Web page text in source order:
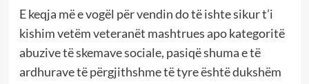
E keqja më e vogël për vendin do të ishte sikur t’i
kishim vetëm veteranët mashtrues apo kategoritë
abuzive të skemave sociale, pasiqë shuma e të
ardhurave të përgjithshme të tyre është dukshëm